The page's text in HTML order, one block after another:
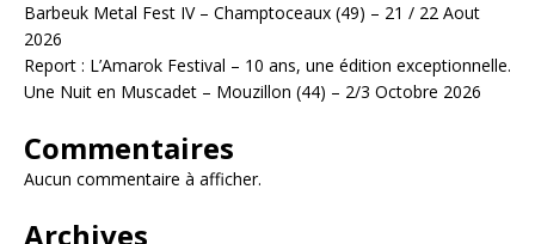
Barbeuk Metal Fest IV – Champtoceaux (49) – 21 / 22 Aout
2026
Report : L’Amarok Festival – 10 ans, une édition exceptionnelle.
Une Nuit en Muscadet – Mouzillon (44) – 2/3 Octobre 2026
Commentaires
Aucun commentaire à afficher.
Archives